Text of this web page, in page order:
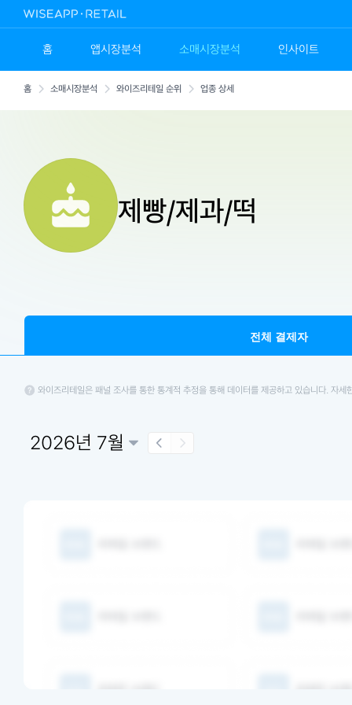
홈 앱시장분석 소매시장분석 인사이트
홈 소매시장분석 와이즈리테일 순위 업종 상세
제빵/제과/떡
전체 결제자
와이즈리테일은 패널 조사를 통한 통계적 추정을 통해 데이터를 제공하고 있습니다. 자세
2026년 7월